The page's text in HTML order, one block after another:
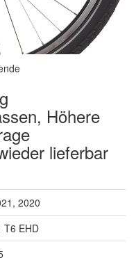
Höhere
lieferbar
2020
T6 EHD